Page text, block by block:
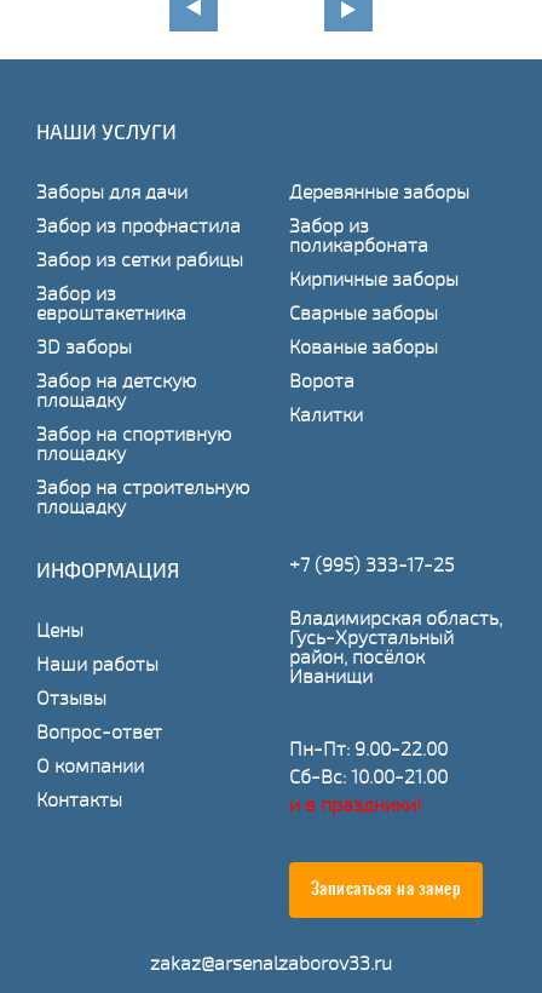
НАШИ УСЛУГИ
Заборы для дачи
Забор из профнастила
Забор из сетки рабицы
Забор из
евроштакетника
3D заборы
Забор на детскую
площадку
Забор на спортивную
площадку
Забор на строительную
площадку
Деревянные заборы
Забор из
поликарбоната
Кирпичные заборы
Сварные заборы
Кованые заборы
Ворота
Калитки
ИНФОРМАЦИЯ
Цены
Наши работы
Отзывы
Вопрос-ответ
О компании
Контакты
+7 (995) 333-17-25
Владимирская область,
Гусь-Хрустальный
район, посёлок
Иванищи
Пн-Пт: 9.00-22.00
Сб-Вс: 10.00-21.00
и в праздники!
Записаться на замер
zakaz@arsenalzaborov33.ru